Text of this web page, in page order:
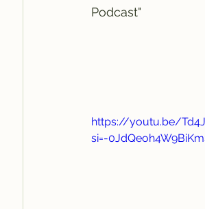
Podcast"
https://youtu.be/
si=-